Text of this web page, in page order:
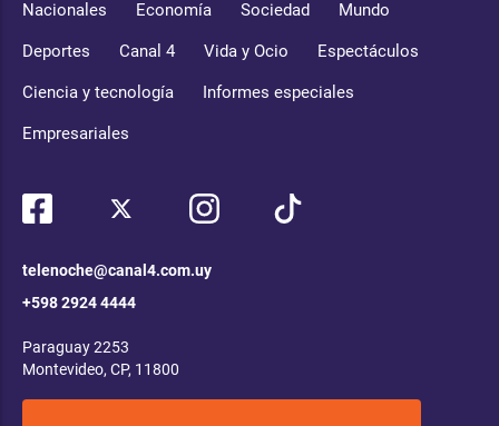
Nacionales Economía Sociedad Mundo
Deportes Canal 4 Vida y Ocio Espectáculos
Ciencia y tecnología Informes especiales
Empresariales
telenoche@canal4.com.uy
+598 2924 4444
Paraguay 2253
Montevideo, CP, 11800